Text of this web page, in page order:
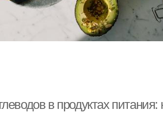
в продуктах питания: